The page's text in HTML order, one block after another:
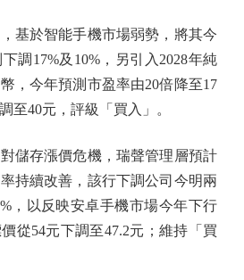
於智能手機市場弱勢，將其今
調17%及10%，另引入2028年純
，今年預測市盈率由20倍降至17
至40元，評級「買入」。
存漲價危機，瑞聲管理層預計
持續改善，該行下調公司今明兩
，以反映安卓手機市場今年下行
從54元下調至47.2元；維持「買